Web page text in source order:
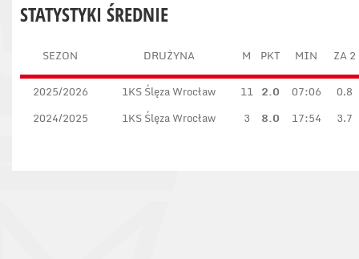
STATYSTYKI ŚREDNIE
SEZON DRUŻYNA M PKT MIN ZA 2
2025/2026 1KS Ślęza Wrocław 11 2.0 07:06
0.8
2024/2025
1KS Ślęza Wrocław 3 8.0 17:54 3.7